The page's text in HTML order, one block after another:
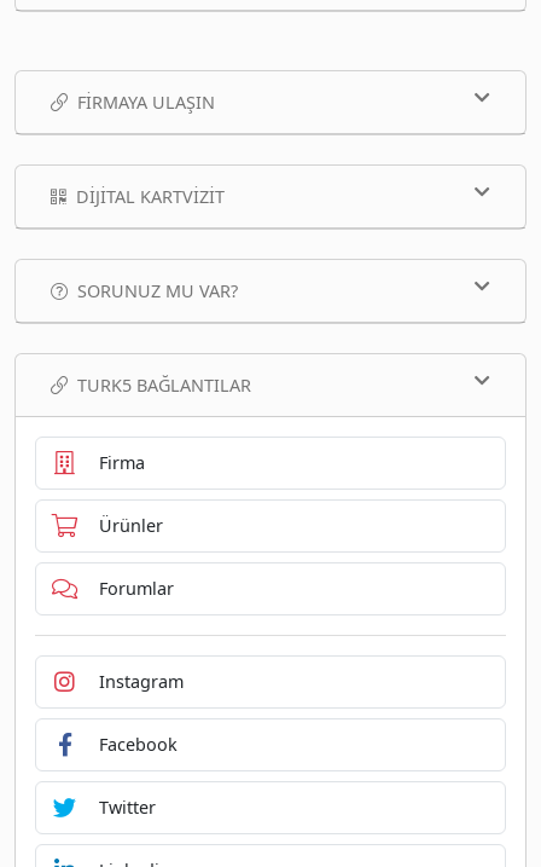
FIRMAYA ULAŞIN
DIJITAL KARTVIZIT
SORUNUZ MU VAR?
TURK5 BAĞLANTILAR
Firma
Ürünler
Forumlar
Instagram
Facebook
Twitter